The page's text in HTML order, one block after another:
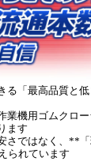
る「最高品質と低
業機用ゴムクロ
ます
さではなく、**
られています